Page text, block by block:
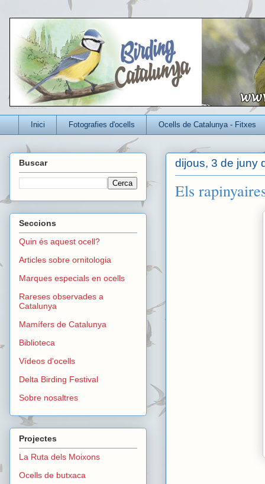
Un blog per conèixer millor els ocells que viuen a Catalunya
Inici Fotografies d'ocells Ocells de Catalunya - Fitxes
dijous, 3 de juny
Els
Buscar
Seccions
Quin és aquest ocell?
Articles sobre ornitologia
Marques especials en ocells
Rareses observades a
Catalunya
Mamífers de Catalunya
Biblioteca
Vídeos d'ocells
Delta Birding Festival
Sobre nosaltres
Projectes
La Ruta dels Moixons
Ocells de butxaca